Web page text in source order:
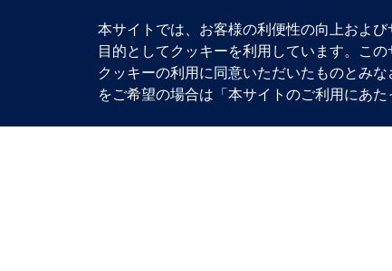
© 2026 Amundi
アムンディ・ジ
加入協会：一般
本サイトでは、お客様の利便性の向上およ
目的としてクッキーを利用しています。こ
クッキーの利用に同意いただいたものとみ
をご希望の場合は「本サイトのご利用にあた